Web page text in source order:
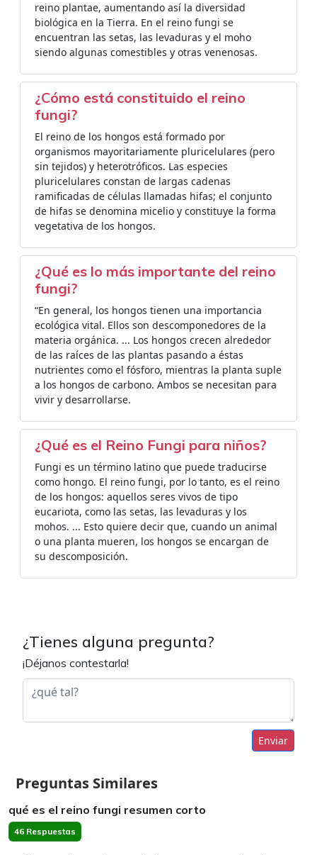
reino plantae, aumentando así la diversidad
biológica en la Tierra. En el reino fungi se
encuentran las setas, las levaduras y el moho
siendo algunas comestibles y otras venenosas.
¿Cómo está constituido el reino
fungi?
El reino de los hongos está formado por
organismos mayoritariamente pluricelulares (pero
sin tejidos) y heterotróficos. Las especies
pluricelulares constan de largas cadenas
ramificadas de células llamadas hifas; el conjunto
de hifas se denomina micelio y constituye la forma
vegetativa de los hongos.
¿Qué es lo más importante del reino
fungi?
“En general, los hongos tienen una importancia
ecológica vital. Ellos son descomponedores de la
materia orgánica. ... Los hongos crecen alrededor
de las raíces de las plantas pasando a éstas
nutrientes como el fósforo, mientras la planta suple
a los hongos de carbono. Ambos se necesitan para
vivir y desarrollarse.
¿Qué es el Reino Fungi para niños?
Fungi es un término latino que puede traducirse
como hongo. El reino fungi, por lo tanto, es el reino
de los hongos: aquellos seres vivos de tipo
eucariota, como las setas, las levaduras y los
mohos. ... Esto quiere decir que, cuando un animal
o una planta mueren, los hongos se encargan de
su descomposición.
¿Tienes alguna pregunta?
¡Déjanos contestarla!
Enviar
Preguntas Similares
qué es el reino fungi resumen corto
46 Respuestas